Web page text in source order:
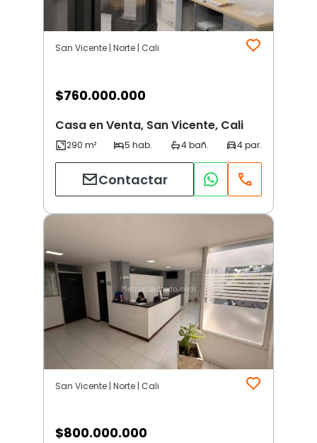
San Vicente | Norte | Cali
$760.000.000
Casa en Venta, San Vicente, Cali
Contactar
San Vicente | Norte | Cali
$800.000.000